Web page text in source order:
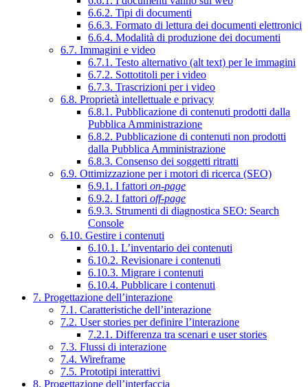
6.6.2. Tipi di documenti
6.6.3. Formato di lettura dei documenti elettronici
6.6.4. Modalità di produzione dei documenti
6.7. Immagini e video
6.7.1. Testo alternativo (alt text) per le immagini
6.7.2. Sottotitoli per i video
6.7.3. Trascrizioni per i video
6.8. Proprietà intellettuale e privacy
6.8.1. Pubblicazione di contenuti prodotti dalla
Pubblica Amministrazione
6.8.2. Pubblicazione di contenuti non prodotti
dalla Pubblica Amministrazione
6.8.3. Consenso dei soggetti ritratti
6.9. Ottimizzazione per i motori di ricerca (SEO)
6.9.1. I fattori on-page
6.9.2. I fattori off-page
6.9.3. Strumenti di diagnostica SEO: Search
Console
6.10. Gestire i contenuti
6.10.1. L’inventario dei contenuti
6.10.2. Revisionare i contenuti
6.10.3. Migrare i contenuti
6.10.4. Pubblicare i contenuti
7. Progettazione dell’interazione
7.1. Caratteristiche dell’interazione
7.2. User stories per definire l’interazione
7.2.1. Differenza tra scenari e user stories
7.3. Flussi di interazione
7.4. Wireframe
7.5. Prototipi interattivi
8. Progettazione dell’interfaccia